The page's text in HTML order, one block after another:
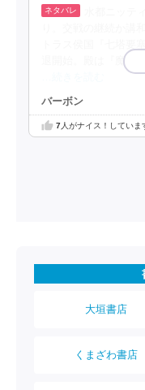
退開始。殿は『魔王
バーボン
7人がナイス！していま
大垣書店
くまざわ書店